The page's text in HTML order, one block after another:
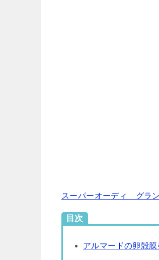
スーパーオーディ グラ
目次
アルマードの卵殻